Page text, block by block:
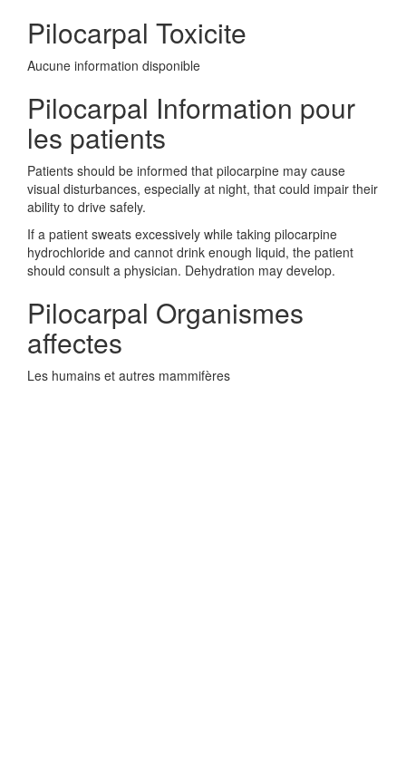
Pilocarpal Toxicite
Aucune information disponible
Pilocarpal Information pour
les patients
Patients should be informed that pilocarpine may cause
visual disturbances, especially at night, that could impair their
ability to drive safely.
If a patient sweats excessively while taking pilocarpine
hydrochloride and cannot drink enough liquid, the patient
should consult a physician. Dehydration may develop.
Pilocarpal Organismes
affectes
Les humains et autres mammifères